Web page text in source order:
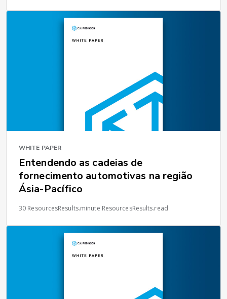
WHITE PAPER
Entendendo as cadeias de
fornecimento automotivas na região
Ásia-Pacífico
30 ResourcesResults.minute ResourcesResults.read